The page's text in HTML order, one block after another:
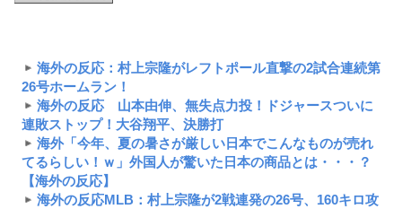
海外の反応：村上宗隆がレフトポール直撃の2試合連続第
26号ホームラン！
海外の反応 山本由伸、無失点力投！ドジャースついに
連敗ストップ！大谷翔平、決勝打
海外「今年、夏の暑さが厳しい日本でこんなものが売れ
てるらしい！ｗ」外国人が驚いた日本の商品とは・・・？
【海外の反応】
海外の反応MLB：村上宗隆が2戦連発の26号、160キロ攻